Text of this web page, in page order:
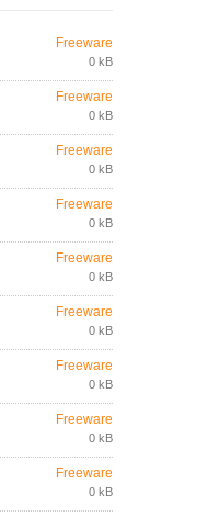
Freeware
0 kB
Freeware
0 kB
Freeware
0 kB
Freeware
0 kB
Freeware
0 kB
Freeware
0 kB
Freeware
0 kB
Freeware
0 kB
Freeware
0 kB